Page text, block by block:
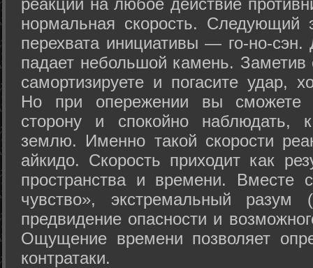
нормальная скорость.
перехвата инициативы — го-но-
падает небольшой камень.
самортизируете и погасите удар,
Но при опережении вы сможете
сторону и спокойно наблюдать,
землю. Именно такой скорости
айкидо. Скорость приходит как
пространства и времени. Вместе
чувство», экстремальный разум
предвидение опасности и
Ощущение времени позволяет
контратаки.